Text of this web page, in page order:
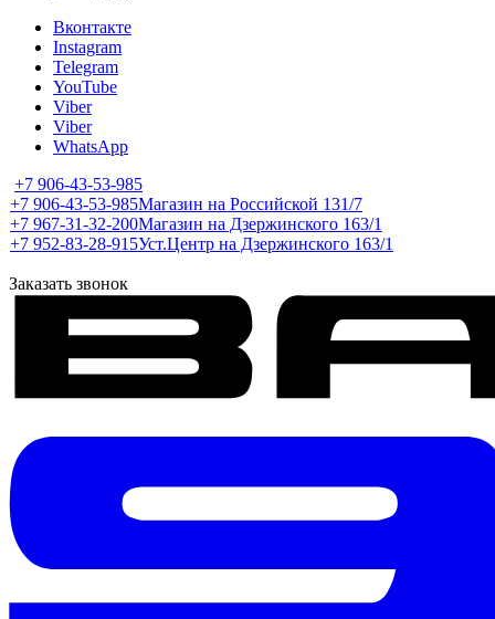
Вконтакте
Instagram
Telegram
YouTube
Viber
Viber
WhatsApp
+7 906-43-53-985
+7 906-43-53-985Магазин на Российской 131/7
+7 967-31-32-200Магазин на Дзержинского 163/1
+7 952-83-28-915Уст.Центр на Дзержинского 163/1
Заказать звонок